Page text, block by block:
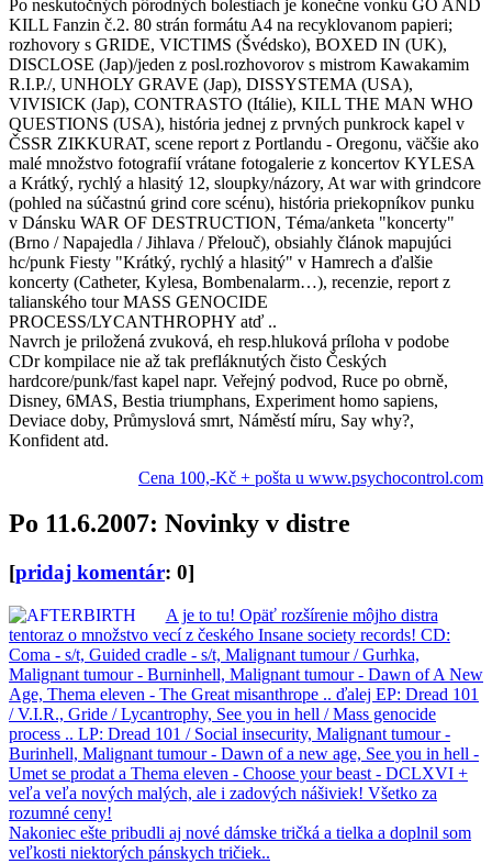
Po neskutočných pôrodných bolestiach je konečne vonku GO AND
KILL Fanzin č.2. 80 strán formátu A4 na recyklovanom papieri;
rozhovory s GRIDE, VICTIMS (Švédsko), BOXED IN (UK),
DISCLOSE (Jap)/jeden z posl.rozhovorov s mistrom Kawakamim
R.I.P./, UNHOLY GRAVE (Jap), DISSYSTEMA (USA),
VIVISICK (Jap), CONTRASTO (Itálie), KILL THE MAN WHO
QUESTIONS (USA), história jednej z prvných punkrock kapel v
ČSSR ZIKKURAT, scene report z Portlandu - Oregonu, väčšie ako
malé množstvo fotografií vrátane fotogalerie z koncertov KYLESA
a Krátký, rychlý a hlasitý 12, sloupky/názory, At war with grindcore
(pohled na súčastnú grind core scénu), história priekopníkov punku
v Dánsku WAR OF DESTRUCTION, Téma/anketa "koncerty"
(Brno / Napajedla / Jihlava / Přelouč), obsiahly článok mapujúci
hc/punk Fiesty "Krátký, rychlý a hlasitý" v Hamrech a ďalšie
koncerty (Catheter, Kylesa, Bombenalarm…), recenzie, report z
talianského tour MASS GENOCIDE
PROCESS/LYCANTHROPHY atď ..
Navrch je priložená zvuková, eh resp.hluková príloha v podobe
CDr kompilace nie až tak prefláknutých čisto Českých
hardcore/punk/fast kapel napr. Veřejný podvod, Ruce po obrně,
Disney, 6MAS, Bestia triumphans, Experiment homo sapiens,
Deviace doby, Průmyslová smrt, Náměstí míru, Say why?,
Konfident atd.
Cena 100,-Kč + pošta u www.psychocontrol.com
Po 11.6.2007: Novinky v distre
[pridaj komentár: 0]
A je to tu! Opäť rozšírenie môjho distra
tentoraz o množstvo vecí z českého Insane society records! CD:
Coma - s/t, Guided cradle - s/t, Malignant tumour / Gurhka,
Malignant tumour - Burninhell, Malignant tumour - Dawn of A New
Age, Thema eleven - The Great misanthrope .. ďalej EP: Dread 101
/ V.I.R., Gride / Lycantrophy, See you in hell / Mass genocide
process .. LP: Dread 101 / Social insecurity, Malignant tumour -
Burinhell, Malignant tumour - Dawn of a new age, See you in hell -
Umet se prodat a Thema eleven - Choose your beast - DCLXVI +
veľa veľa nových malých, ale i zadových nášiviek! Všetko za
rozumné ceny!
Nakoniec ešte pribudli aj nové dámske tričká a tielka a doplnil som
veľkosti niektorých pánskych tričiek..